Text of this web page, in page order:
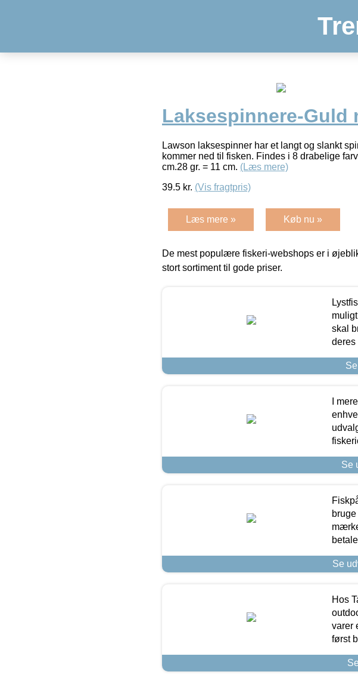
Laksespinnere-Guld
Lawson laksespinner har et langt og slankt
kommer ned til fisken. Findes i 8 drabelige
cm.28 gr. = 11 cm. (Læs mere)
39.5 kr. (Vis fragtpris)
Læs mere » Køb nu »
De mest populære fiskeri-webshops er i
stort sortiment til gode priser.
skal
deres
I
Se
Se
Hos
varer
først